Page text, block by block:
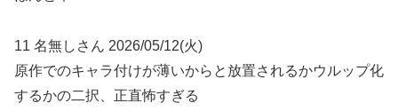
11 名無しさん 2026/05/12(火)
原作でのキャラ付けが薄いからと放置されるかウルップ化
するかの二択、正直怖すぎる